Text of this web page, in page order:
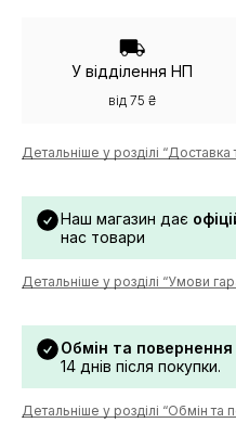
У відділення НП
від 75 ₴
Детальніше у розділі “Доставка
Наш магазин дає
нас товари
Детальніше у розділі “Умови
Обмін та
14 днів після покупки.
Детальніше у розділі “Обмін та